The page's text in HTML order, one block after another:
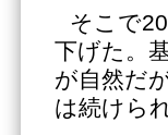
そこで
下げた。
が自然だ
は続けら